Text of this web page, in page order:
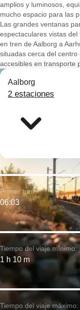
amplios y luminosos,
mucho espacio para las
Las grandes ventanas
espectaculares vistas
en tren de Aalborg a
situadas cerca del
accesibles en transporte
Aalborg
2 estaciones
Tiempo del viaje mínimo:
1 h 10 m
Primer tren:
06:03
Tiempo del viaje máximo: